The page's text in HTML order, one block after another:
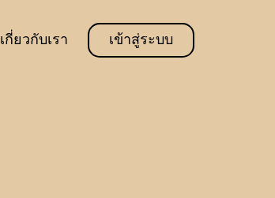
เกี่ยวกับเรา เข้าสู่ระบบ